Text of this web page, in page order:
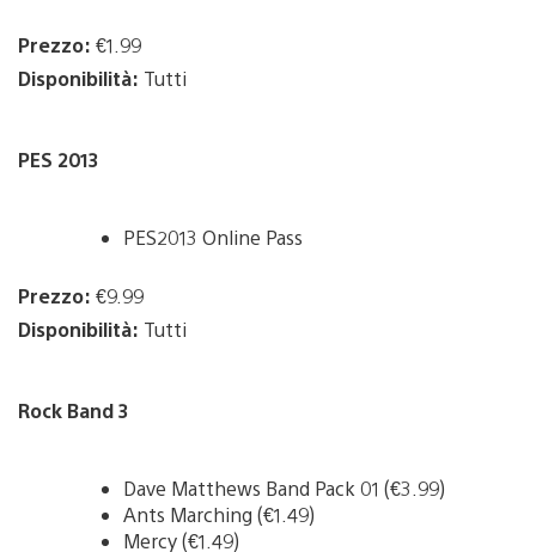
Prezzo: €1.99
Disponibilità: Tutti
PES 2013
PES2013 Online Pass
Prezzo: €9.99
Disponibilità: Tutti
Rock Band 3
Dave Matthews Band Pack 01 (€3.99)
Ants Marching (€1.49)
Mercy (€1.49)